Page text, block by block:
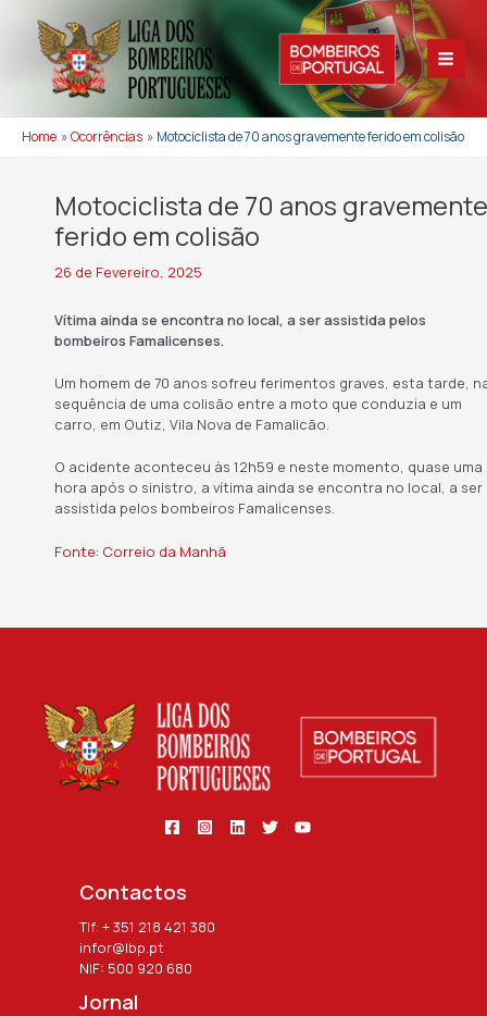
content
Main
Home Ocorrências Motociclista de 70 anos gravemente ferido em colisão
Motociclista de 70 anos gravemente
ferido em colisão
26 de Fevereiro, 2025
Vítima ainda se encontra no local, a ser assistida pelos
bombeiros Famalicenses.
Um homem de 70 anos sofreu ferimentos graves, esta tarde,
sequência de uma colisão entre a moto que conduzia e um
carro, em Outiz, Vila Nova de Famalicão.
O acidente aconteceu às 12h59 e neste momento, quase uma
hora após o sinistro, a vítima ainda se encontra no local, a ser
assistida pelos bombeiros Famalicenses.
Fonte: Correio da Manhã
Contactos
Tlf: + 351 218 421 380
infor@lbp.pt
NIF: 500 920 680
Jornal